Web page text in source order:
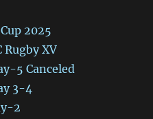
2025
XV
5 Canceled
3-4
2